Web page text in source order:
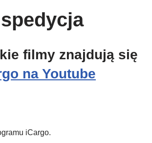
filmy znajdują się
na Youtube
iCargo.